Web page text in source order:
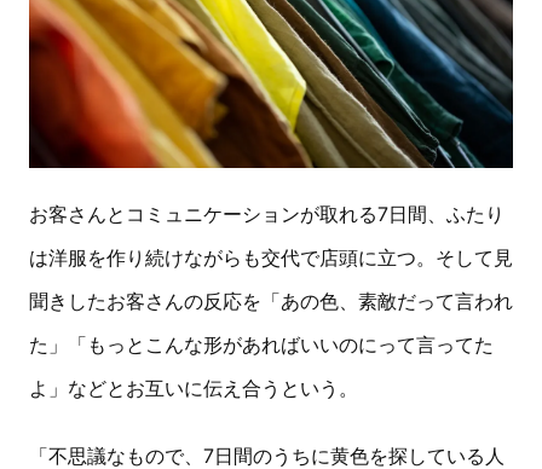
お客さんとコミュニケーションが取れる7日間、ふたり
は洋服を作り続けながらも交代で店頭に立つ。そして見
聞きしたお客さんの反応を「あの色、素敵だって言われ
た」「もっとこんな形があればいいのにって言ってた
よ」などとお互いに伝え合うという。
「不思議なもので、7日間のうちに黄色を探している人